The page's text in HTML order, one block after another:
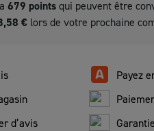
679 pointsqui peuvent être
€ lors de votre prochaine
Payez
d’avis Garantie